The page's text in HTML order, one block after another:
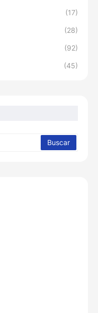
(17)
(28)
(92)
(45)